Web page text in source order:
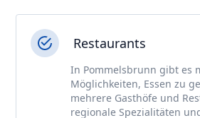
Restaurants
In Pommelsbrunn gibt es
Möglichkeiten, Essen zu
mehrere Gasthöfe und
regionale Spezialitäten